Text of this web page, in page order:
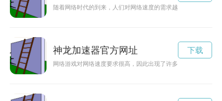
随着网络时代的到来，人们对网络速度的需求越来越高。小蜜
神龙加速器官方网址
网络游戏对网络速度要求很高，因此出现了许多网络加速器。
下载